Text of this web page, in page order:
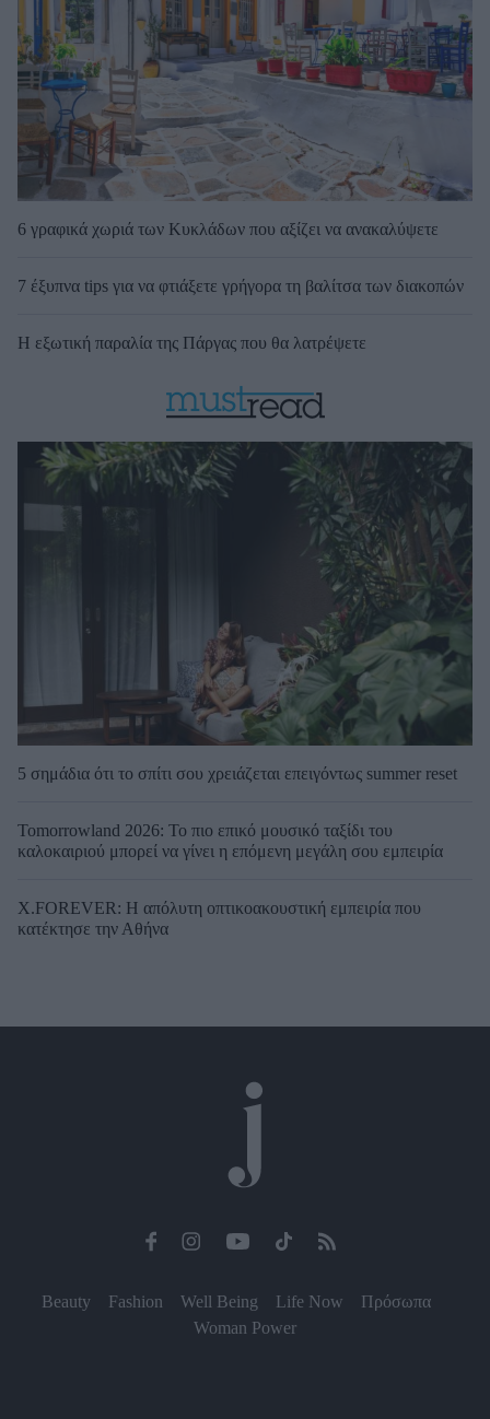
6 γραφικά χωριά των Κυκλάδων που αξίζει να ανακαλύψετε
7 έξυπνα tips για να φτιάξετε γρήγορα τη βαλίτσα των διακοπών
Η εξωτική παραλία της Πάργας που θα λατρέψετε
5 σημάδια ότι το σπίτι σου χρειάζεται επειγόντως summer reset
Tomorrowland 2026: Το πιο επικό μουσικό ταξίδι του
καλοκαιριού μπορεί να γίνει η επόμενη μεγάλη σου εμπειρία
X.FOREVER: Η απόλυτη οπτικοακουστική εμπειρία που
κατέκτησε την Αθήνα
Beauty Fashion Well Being Life Now
Πρόσωπα
Woman Power